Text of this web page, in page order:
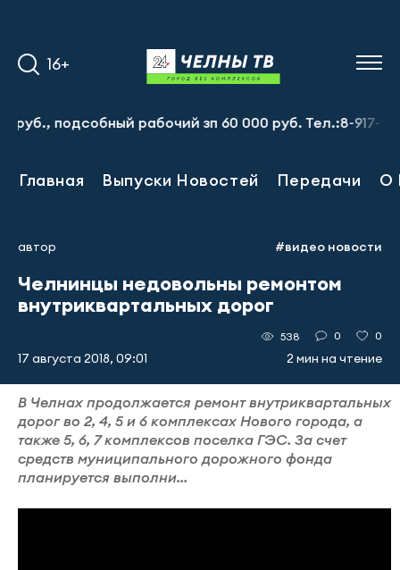
16+
подсобный рабочий зп 60 000 руб. Тел.:8-917-913-20-
Главная Выпуски Новостей Передачи О
автор #видео новости
Челнинцы недовольны ремонтом
внутриквартальных дорог
17 августа 2018, 09:01
538 0 0
2 мин на чтение
В Челнах продолжается ремонт внутриквартальных
дорог во 2, 4, 5 и 6 комплексах Нового города, а
также 5, 6, 7 комплексов поселка ГЭС. За счет
средств муниципального дорожного фонда
планируется выполни...